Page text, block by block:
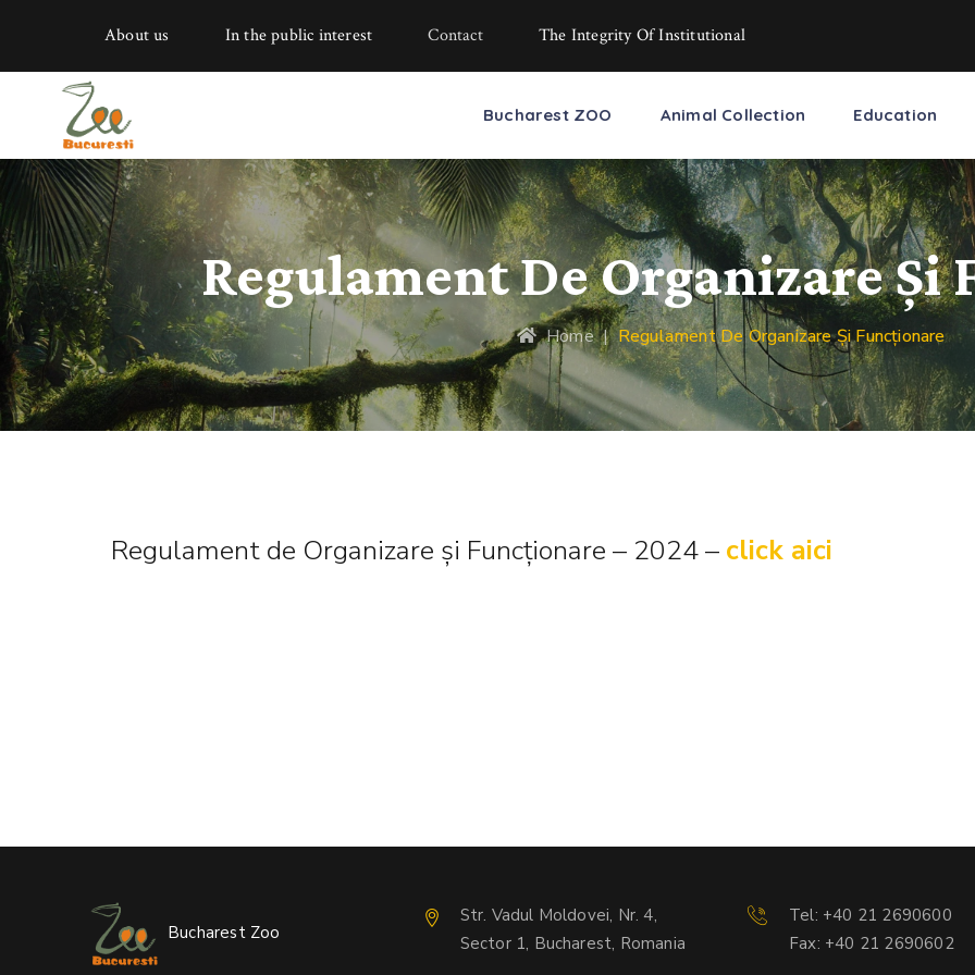
About us In the public interest Contact The Integrity Of Institutional
Bucharest ZOO Animal Collection Education
Regulament De Organizare Și
Home|Regulament De Organizare Și Funcționare
Regulament de Organizare și Funcționare – 2024 – click aici
Bucharest Zoo
Str. Vadul Moldovei, Nr. 4,
Sector 1, Bucharest, Romania
Tel: +40 21 2690600
Fax: +40 21 2690602